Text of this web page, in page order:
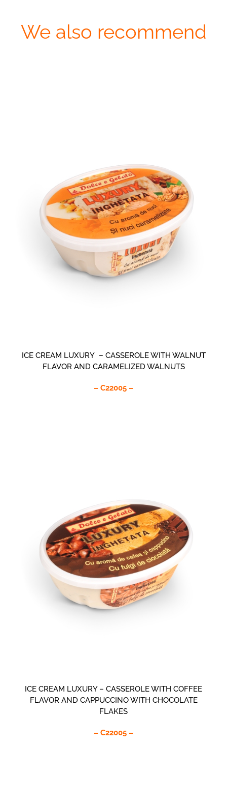
We also recommend
ICE CREAM LUXURY – CASSEROLE WITH WALNUT
FLAVOR AND CARAMELIZED WALNUTS
– C22005 –
ICE CREAM LUXURY – CASSEROLE WITH COFFEE
FLAVOR AND CAPPUCCINO WITH CHOCOLATE
FLAKES
– C22005 –